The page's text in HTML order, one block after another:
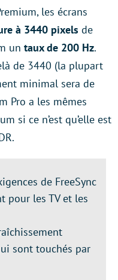
les écrans
à 3440 pixels de
un taux de 200 Hz.
de 3440 (la plupart
minimal sera de
Pro a les mêmes
si ce n’est qu’elle est
de FreeSync
pour les TV et les
sont touchés par